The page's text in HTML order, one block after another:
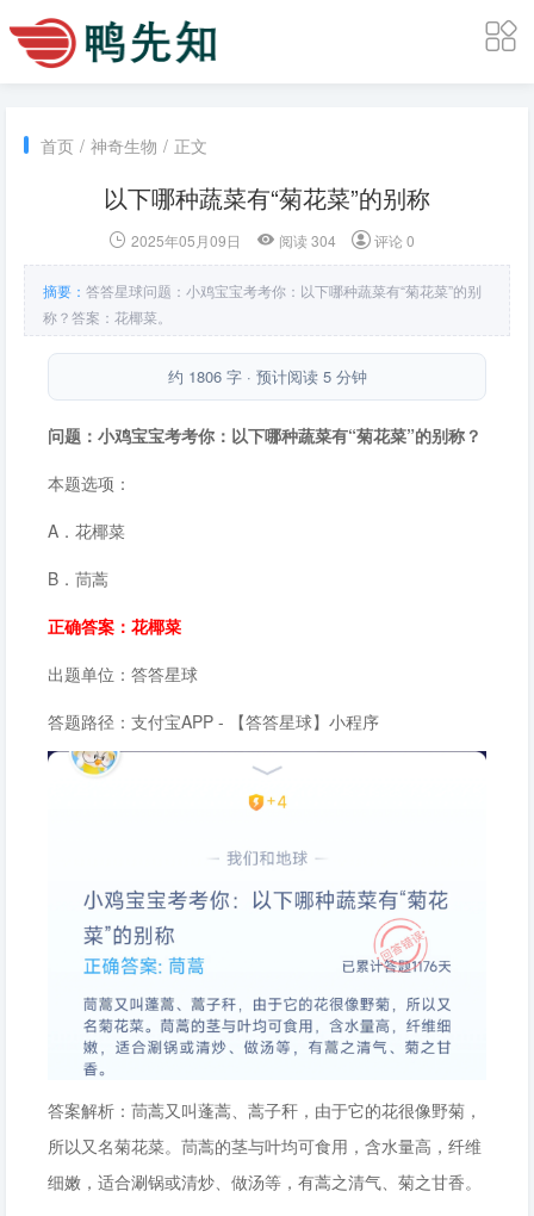
首页 / 神奇生物 / 正文
以下哪种蔬菜有“菊花菜”的别称
2025年05月09日 阅读 304 评论 0
摘要： 答答星球问题：小鸡宝宝考考你：以下哪种蔬菜有“菊花菜”的别
称？答案：花椰菜。
约 1806 字 · 预计阅读 5 分钟
问题：小鸡宝宝考考你：以下哪种蔬菜有“菊花菜”的别称？
本题选项：
A．花椰菜
B．茼蒿
正确答案：花椰菜
出题单位：答答星球
答题路径：支付宝APP - 【答答星球】小程序
答案解析：茼蒿又叫蓬蒿、蒿子秆，由于它的花很像野菊，
所以又名菊花菜。茼蒿的茎与叶均可食用，含水量高，纤维
细嫩，适合涮锅或清炒、做汤等，有蒿之清气、菊之甘香。